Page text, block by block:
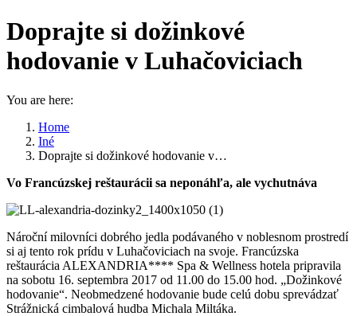
Doprajte si dožinkové
hodovanie v Luhačoviciach
You are here:
Home
Iné
Doprajte si dožinkové hodovanie v…
Vo Francúzskej reštaurácii sa neponáhľa, ale vychutnáva
Nároční milovníci dobrého jedla podávaného v noblesnom prostredí
si aj tento rok prídu v Luhačoviciach na svoje. Francúzska
reštaurácia ALEXANDRIA**** Spa & Wellness hotela pripravila
na sobotu 16. septembra 2017 od 11.00 do 15.00 hod. „Dožinkové
hodovanie“. Neobmedzené hodovanie bude celú dobu sprevádzať
Strážnická cimbalová hudba Michala Miltáka.